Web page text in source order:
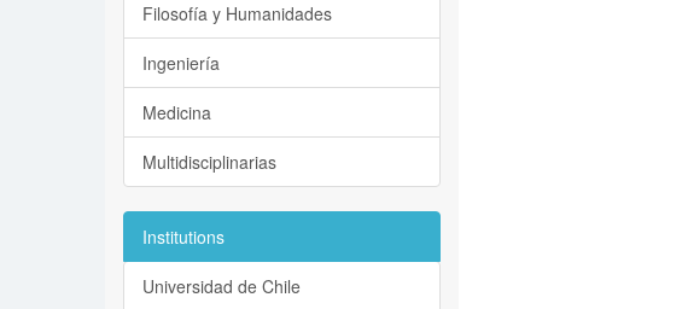
Filosofía y Humanidades
Ingeniería
Medicina
Multidisciplinarias
Institutions
Universidad de Chile